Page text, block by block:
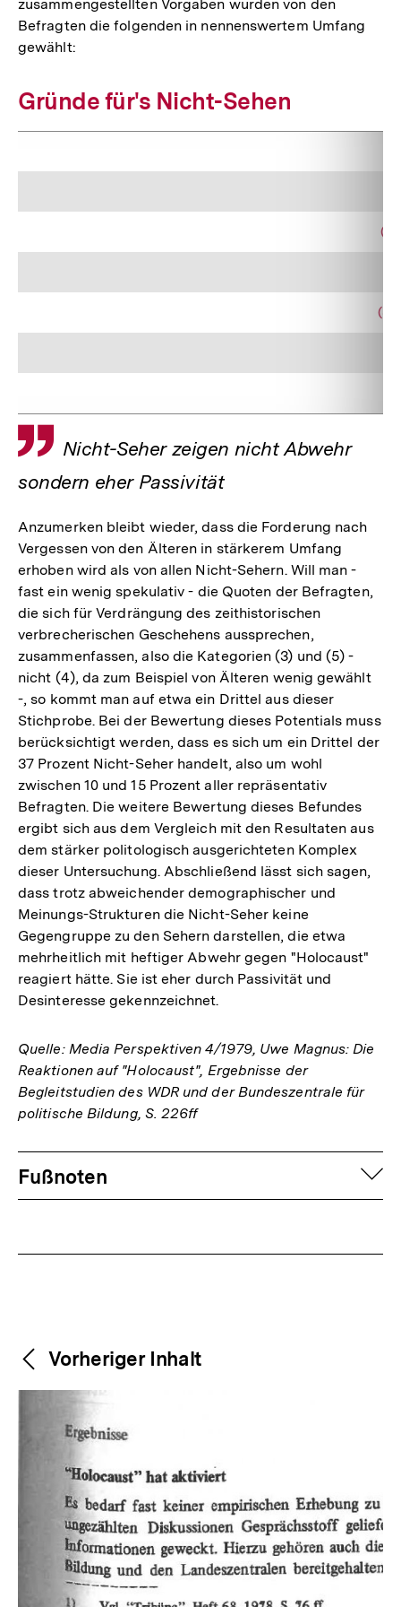
zusammengestellten Vorgaben wurden von den
Befragten die folgenden in nennenswertem Umfang
gewählt:
Gründe für's Nicht-Sehen
(3)
(5)
Zitat
Nicht-Seher zeigen nicht Abwehr
sondern eher Passivität
Anzumerken bleibt wieder, dass die Forderung nach
Vergessen von den Älteren in stärkerem Umfang
erhoben wird als von allen Nicht-Sehern. Will man -
fast ein wenig spekulativ - die Quoten der Befragten,
die sich für Verdrängung des zeithistorischen
verbrecherischen Geschehens aussprechen,
zusammenfassen, also die Kategorien (3) und (5) -
nicht (4), da zum Beispiel von Älteren wenig gewählt
-, so kommt man auf etwa ein Drittel aus dieser
Stichprobe. Bei der Bewertung dieses Potentials muss
berücksichtigt werden, dass es sich um ein Drittel der
37 Prozent Nicht-Seher handelt, also um wohl
zwischen 10 und 15 Prozent aller repräsentativ
Befragten. Die weitere Bewertung dieses Befundes
ergibt sich aus dem Vergleich mit den Resultaten aus
dem stärker politologisch ausgerichteten Komplex
dieser Untersuchung. Abschließend lässt sich sagen,
dass trotz abweichender demographischer und
Meinungs-Strukturen die Nicht-Seher keine
Gegengruppe zu den Sehern darstellen, die etwa
mehrheitlich mit heftiger Abwehr gegen "Holocaust"
reagiert hätte. Sie ist eher durch Passivität und
Desinteresse gekennzeichnet.
Quelle: Media Perspektiven 4/1979, Uwe Magnus: Die
Reaktionen auf "Holocaust", Ergebnisse der
Begleitstudien des WDR und der Bundeszentrale für
politische Bildung, S. 226ff
Fussnoten
Fußnoten
Weitere
Inhalte
Content-
Navigation
Vorheriger Inhalt